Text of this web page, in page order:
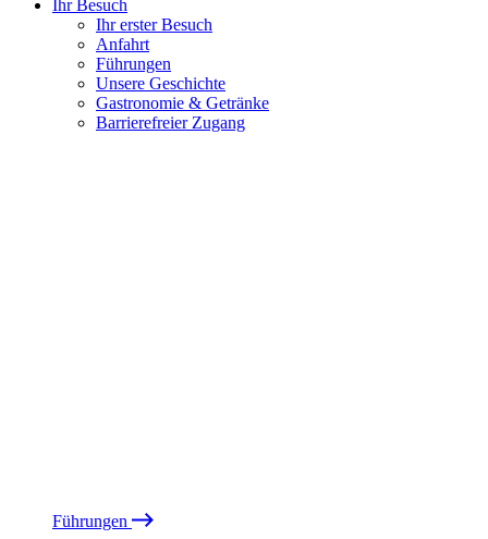
Ihr Besuch
Ihr erster Besuch
Anfahrt
Führungen
Unsere Geschichte
Gastronomie & Getränke
Barrierefreier Zugang
Führungen